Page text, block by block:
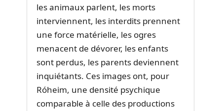
les animaux parlent, les morts
interviennent, les interdits prennent
une force matérielle, les ogres
menacent de dévorer, les enfants
sont perdus, les parents deviennent
inquiétants. Ces images ont, pour
Róheim, une densité psychique
comparable à celle des productions